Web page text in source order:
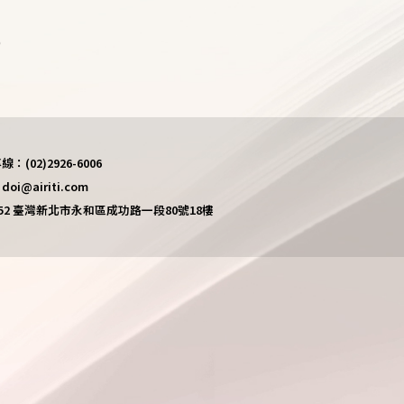
：(02)2926-6006
doi@airiti.com
臺灣新北市永和區成功路一段80號18樓